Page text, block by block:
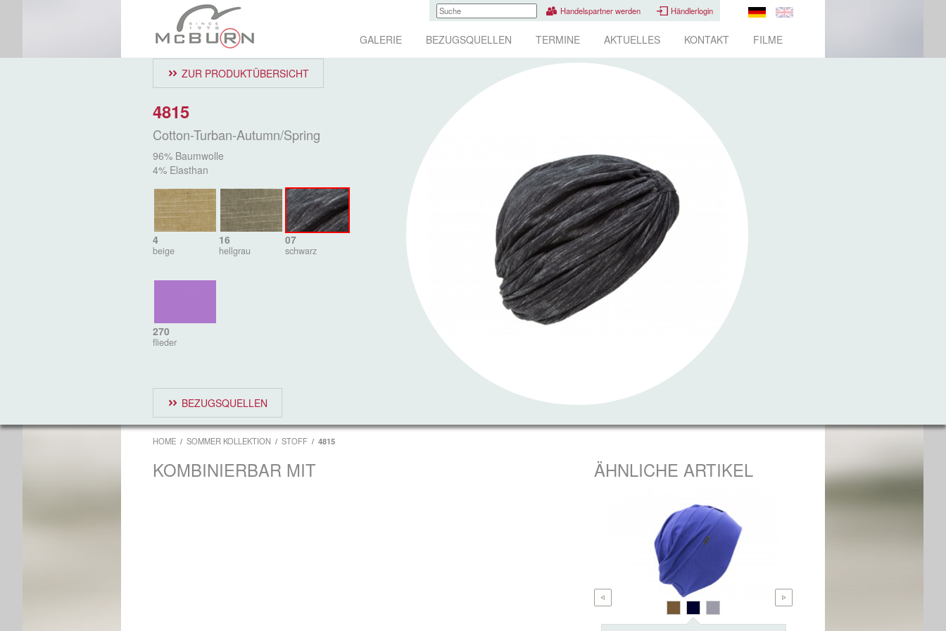
Handelspartner werden Händlerlogin
GALERIE BEZUGSQUELLEN TERMINE AKTUELLES KONTAKT FILME
ZUR PRODUKTÜBERSICHT
4815
Cotton-Turban-Autumn/Spring
96% Baumwolle
4% Elasthan
4
beige
16
hellgrau
07
schwarz
270
flieder
BEZUGSQUELLEN
HOME SOMMER KOLLEKTION STOFF 4815
KOMBINIERBAR MIT ÄHNLICHE ARTIKEL